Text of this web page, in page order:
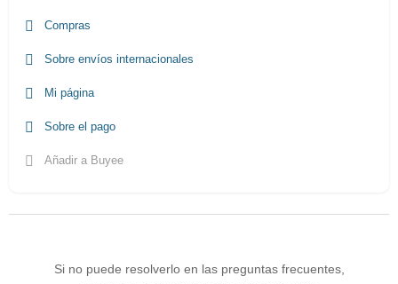
Compras
Sobre envíos internacionales
Mi página
Sobre el pago
Añadir a Buyee
Si no puede resolverlo en las preguntas frecuentes,